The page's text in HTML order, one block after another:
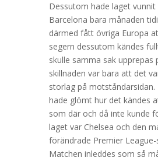
Dessutom hade laget
Barcelona bara månaden
därmed fått övriga Europa
segern dessutom kändes
skulle samma sak upprepas
skillnaden var bara att det
storlag på motståndarsidan.
hade glömt hur det kändes
som där och då inte kunde
laget var Chelsea och den
förändrade Premier
Matchen inleddes som så